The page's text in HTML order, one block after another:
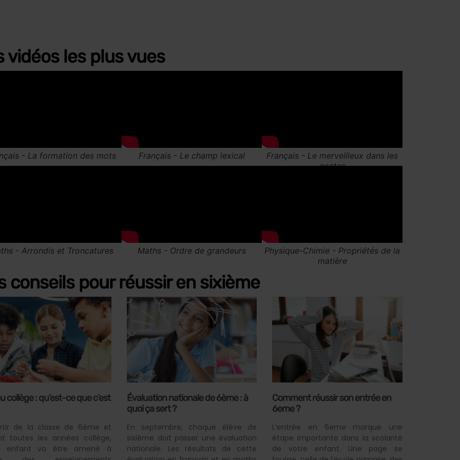
vidéos les plus vues
conseils pour réussir en sixième
collège : qu’est-ce que c’est
de la classe de 6ème et
toutes les années collège,
enfant va être amené à
Évaluation nationale de 6ème : à
quoi ça sert ?
En septembre, chaque élève de
sixième doit passer une évaluation
nationale. Les résultats de cette
Comment réussir son entrée en
6eme ?
L’entrée en 6eme marque une
étape importante dans la scolarité
de votre enfant. Une page se